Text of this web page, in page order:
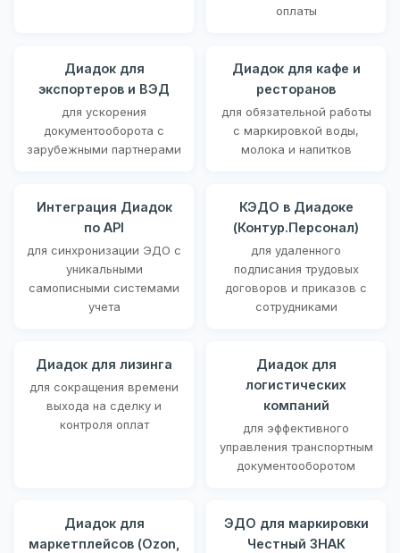
оплаты
Диадок для
экспортеров и ВЭД
для ускорения
документооборота с
зарубежными партнерами
Диадок для кафе и
ресторанов
для обязательной работы
с маркировкой воды,
молока и напитков
Интеграция Диадок
по API
для синхронизации ЭДО с
уникальными
самописными системами
учета
КЭДО в Диадоке
(Контур.Персонал)
для удаленного
подписания трудовых
договоров и приказов с
сотрудниками
Диадок для лизинга
для сокращения времени
выхода на сделку и
контроля оплат
Диадок для
логистических
компаний
для эффективного
управления транспортным
документооборотом
Диадок для
маркетплейсов (Ozon,
ЭДО для маркировки
Честный ЗНАК